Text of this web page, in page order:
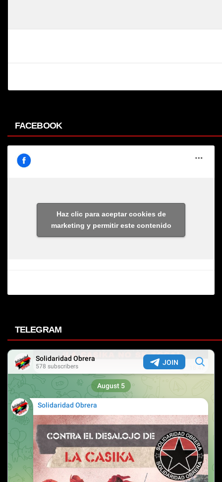
FACEBOOK
Haz clic para aceptar cookies de
marketing y permitir este contenido
TELEGRAM